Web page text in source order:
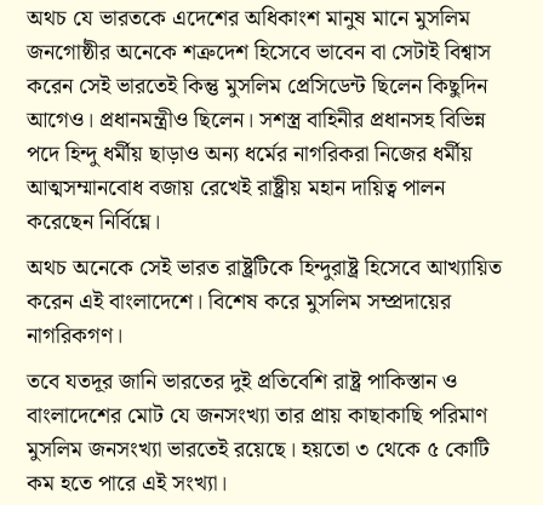
অথচ যে ভারতকে এদেশের অধিকাংশ মানুষ মানে মুসলিম
জনগোষ্ঠীর অনেকে শত্রুদেশ হিসেবে ভাবেন বা সেটাই বিশ্বাস
করেন সেই ভারতেই কিন্তু মুসলিম প্রেসিডেন্ট ছিলেন কিছুদিন
আগেও। প্রধানমন্ত্রীও ছিলেন। সশস্ত্র বাহিনীর প্রধানসহ বিভিন্ন
পদে হিন্দু ধর্মীয় ছাড়াও অন্য ধর্মের নাগরিকরা নিজের ধর্মীয়
আত্মসম্মানবোধ বজায় রেখেই রাষ্ট্রীয় মহান দায়িত্ব পালন
করেছেন নির্বিঘ্নে।
অথচ অনেকে সেই ভারত রাষ্ট্রটিকে হিন্দুরাষ্ট্র হিসেবে আখ্যায়িত
করেন এই বাংলাদেশে। বিশেষ করে মুসলিম সম্প্রদায়ের
নাগরিকগণ।
তবে যতদূর জানি ভারতের দুই প্রতিবেশি রাষ্ট্র পাকিস্তান ও
বাংলাদেশের মোট যে জনসংখ্যা তার প্রায় কাছাকাছি পরিমাণ
মুসলিম জনসংখ্যা ভারতেই রয়েছে। হয়তো ৩ থেকে ৫ কোটি
কম হতে পারে এই সংখ্যা।